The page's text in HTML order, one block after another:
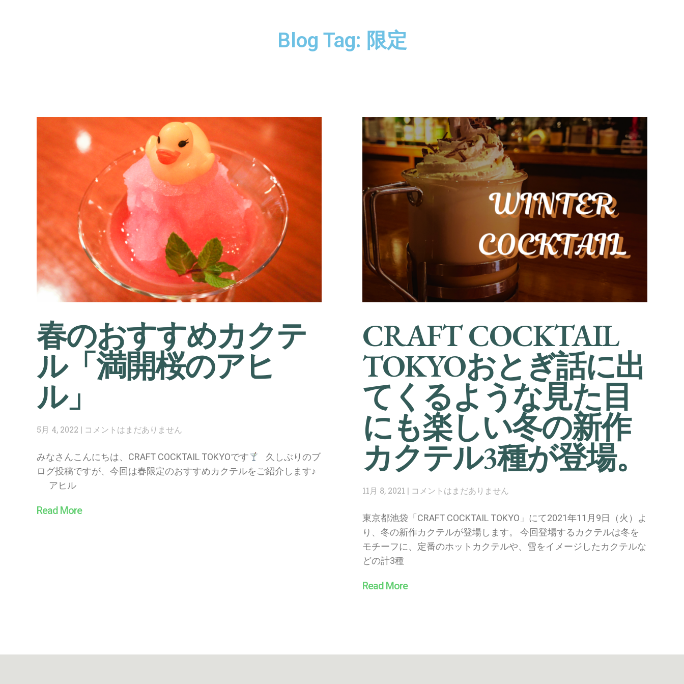
Blog Tag: 限定
春のおすすめカクテ
ル「満開桜のアヒ
ル」
5月 4, 2022 コメントはまだありません
みなさんこんにちは、CRAFT COCKTAIL TOKYOです
久しぶりのブ
ログ投稿ですが、今回は春限定のおすすめカクテルをご紹介します♪
アヒル
Read More
CRAFT COCKTAIL
TOKYOおとぎ話に出
てくるような見た目
にも楽しい冬の新作
カクテル3種が登場。
11月 8, 2021 コメントはまだありません
東京都池袋「CRAFT COCKTAIL TOKYO」にて2021年11月9日（火）よ
り、冬の新作カクテルが登場します。 今回登場するカクテルは冬を
モチーフに、定番のホットカクテルや、雪をイメージしたカクテルな
どの計3種
Read More